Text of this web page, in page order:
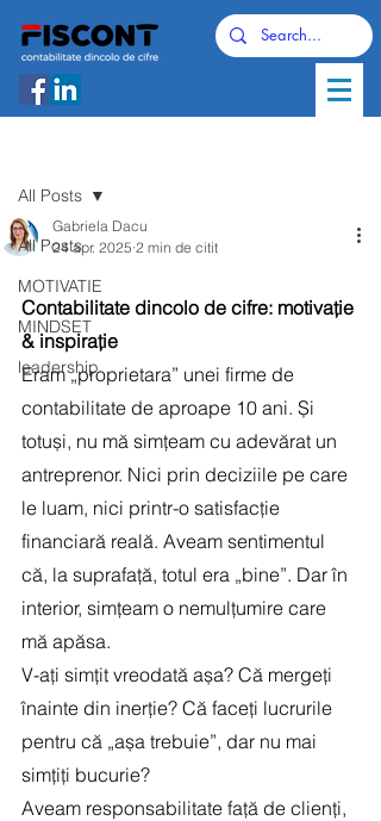
All Posts
MOTIVATIE
MINDSET
leadership
All Posts
Gabriela Dacu
24 apr. 2025 2 min de citit
Contabilitate dincolo de cifre: motivație
& inspirație
Eram „proprietara” unei firme de
contabilitate de aproape 10 ani. Și
totuși, nu mă simțeam cu adevărat un
antreprenor. Nici prin deciziile pe care
le luam, nici printr-o satisfacție
financiară reală. Aveam sentimentul
că, la suprafață, totul era „bine”. Dar în
interior, simțeam o nemulțumire care
mă apăsa.
V-ați simțit vreodată așa? Că mergeți
înainte din inerție? Că faceți lucrurile
pentru că „așa trebuie”, dar nu mai
simțiți bucurie?
Aveam responsabilitate față de clienți,